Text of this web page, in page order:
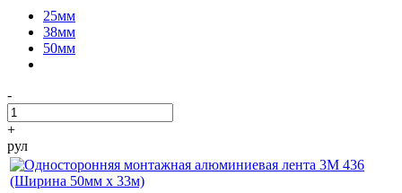
25мм
38мм
50мм
-
+
рул